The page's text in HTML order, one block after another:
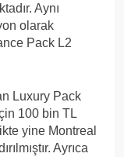
Aynı
olarak
Pack L2
Luxury Pack
100 bin TL
yine Montreal
Ayrıca